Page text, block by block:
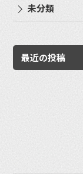
未分類
最近の投稿